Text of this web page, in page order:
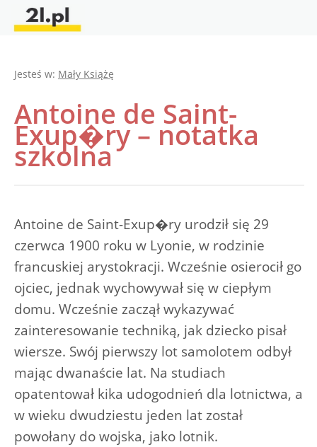
Jesteś w: Mały Książę
Antoine de Saint-
Exup�ry – notatka
szkolna
Antoine de Saint-Exup�ry urodził się 29
czerwca 1900 roku w Lyonie, w rodzinie
francuskiej arystokracji. Wcześnie osierocił go
ojciec, jednak wychowywał się w ciepłym
domu. Wcześnie zaczął wykazywać
zainteresowanie techniką, jak dziecko pisał
wiersze. Swój pierwszy lot samolotem odbył
mając dwanaście lat. Na studiach
opatentował kika udogodnień dla lotnictwa, a
w wieku dwudziestu jeden lat został
powołany do wojska, jako lotnik.